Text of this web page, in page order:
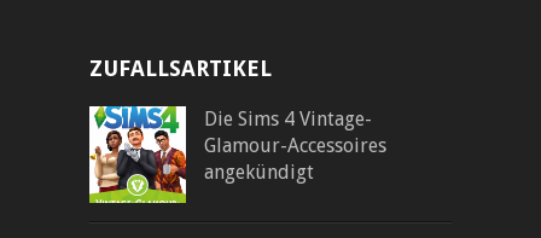
ZUFALLSARTIKEL
Die Sims 4 Vintage-
Glamour-Accessoires
angekündigt